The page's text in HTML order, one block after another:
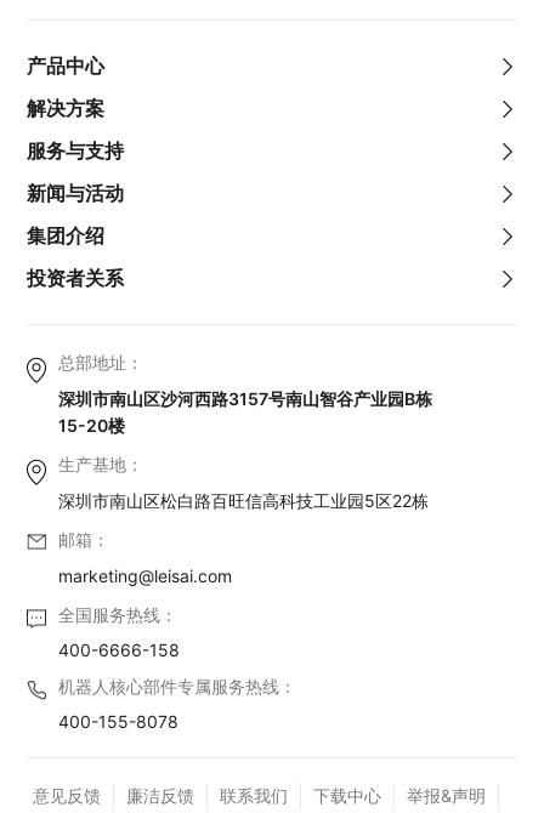
总部地址：
深圳市南山区沙河西路3157号南山智谷产业园B栋
15-20楼
生产基地：
深圳市南山区松白路百旺信高科技工业园5区22栋
邮箱：
marketing@leisai.com
全国服务热线：
400-6666-158
机器人核心部件专属服务热线：
400-155-8078
产品中心
解决方案
服务与支持
新闻与活动
集团介绍
投资者关系
意见反馈 廉洁反馈 联系我们 下载中心
举报&声明